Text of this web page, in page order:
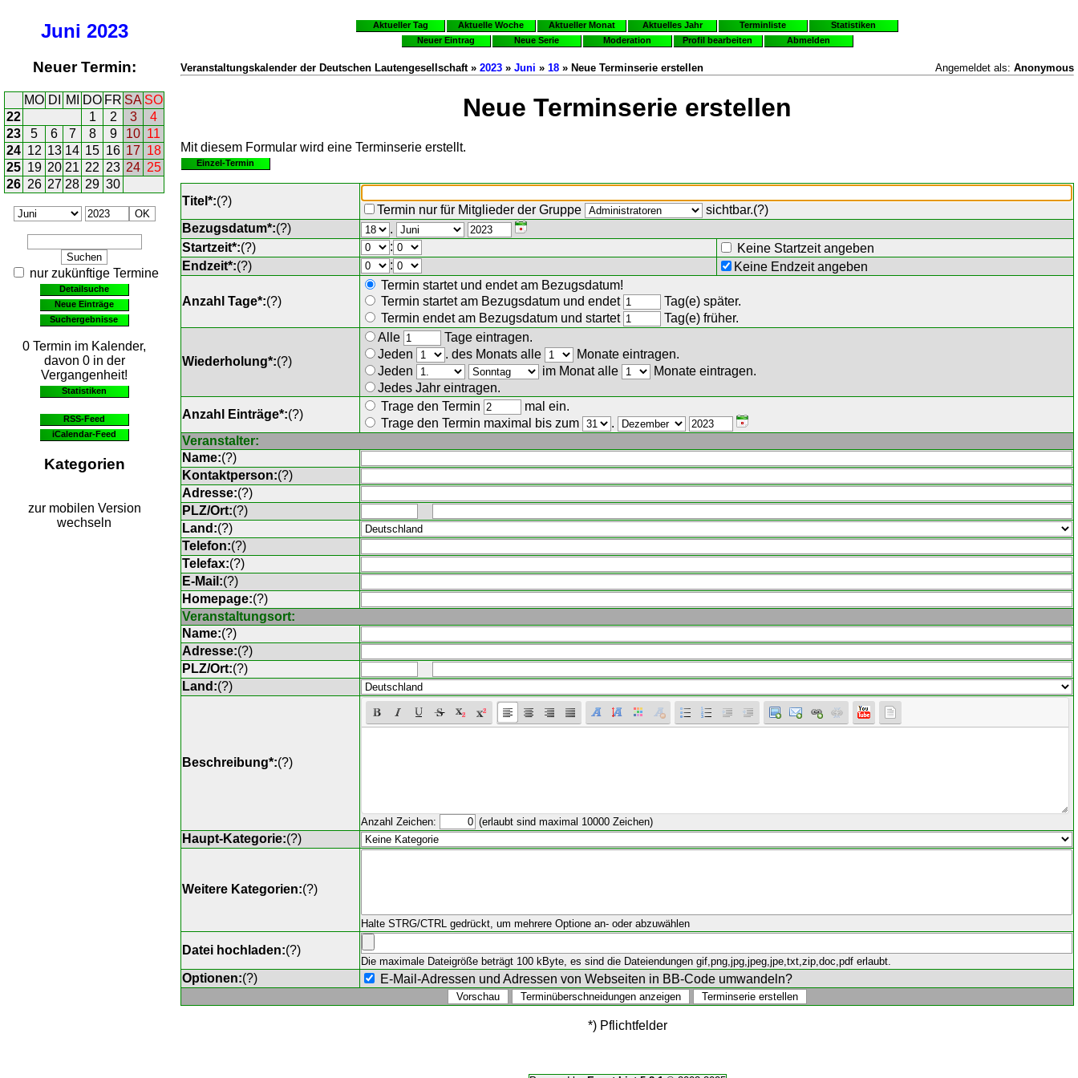
Juni 2023
Neuer Termin:
MO DI MI DO FR SA SO
22
1 2 3
4
23
5 6 7 8 9 10 11
24 12 13 14 15 16 17 18
25 19 20 21 22 23 24 25
26 26 27 28 29 30
nur zukünftige Termine
Detailsuche
Neue Einträge
Suchergebnisse
0 Termin im Kalender,
davon 0 in der
Vergangenheit!
Statistiken
RSS-Feed
iCalendar-Feed
Kategorien
zur mobilen Version
wechseln
Aktueller Tag Aktuelle Woche Aktueller Monat Aktuelles Jahr Terminliste
Statistiken
Neuer Eintrag
Neue Serie Moderation Profil bearbeiten Abmelden
Veranstaltungskalender der Deutschen Lautengesellschaft » 2023 » Juni » 18 » Neue Terminserie erstellen Angemeldet als: Anonymous
Neue Terminserie erstellen
Mit diesem Formular wird eine Terminserie erstellt.
Einzel-Termin
Titel*:(?)
Termin nur für Mitglieder der Gruppe sichtbar.(?)
Bezugsdatum*:(?)
.
Startzeit*:(?) :
Keine Startzeit angeben
Endzeit*:(?) : Keine Endzeit angeben
Anzahl Tage*:(?)
Termin startet und endet am Bezugsdatum!
Termin startet am Bezugsdatum und endet
Tag(e) später.
Termin endet am Bezugsdatum und startet
Tag(e) früher.
Wiederholung*:(?)
Alle
Tage eintragen.
Jeden
. des Monats alle
Monate eintragen.
Jeden
im Monat alle
Monate eintragen.
Jedes Jahr eintragen.
Anzahl Einträge*:(?)
Trage den Termin
mal ein.
Trage den Termin maximal bis zum
.
Veranstalter:
Name:(?)
Kontaktperson:(?)
Adresse:(?)
PLZ/Ort:(?)
Land:(?)
Telefon:(?)
Telefax:(?)
E-Mail:(?)
Homepage:(?)
Veranstaltungsort:
Name:(?)
Adresse:(?)
PLZ/Ort:(?)
Land:(?)
Beschreibung*:(?)
Anzahl Zeichen: (erlaubt sind maximal 10000 Zeichen)
Haupt-Kategorie:(?)
Weitere Kategorien:(?)
Halte STRG/CTRL gedrückt, um mehrere Optione an- oder abzuwählen
Datei hochladen:(?)
Die maximale Dateigröße beträgt 100 kByte, es sind die Dateiendungen gif,png,jpg,jpeg,jpe,txt,zip,doc,pdf erlaubt.
Optionen:(?) E-Mail-Adressen und Adressen von Webseiten in BB-Code umwandeln?
*) Pflichtfelder